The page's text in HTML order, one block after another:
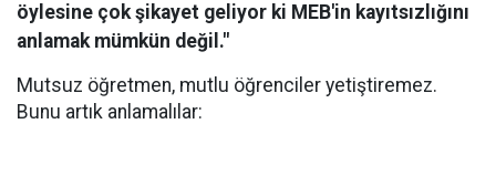
öylesine çok şikayet geliyor ki MEB'in kayıtsızlığını
anlamak mümkün değil."
Mutsuz öğretmen, mutlu öğrenciler yetiştiremez.
Bunu artık anlamalılar: